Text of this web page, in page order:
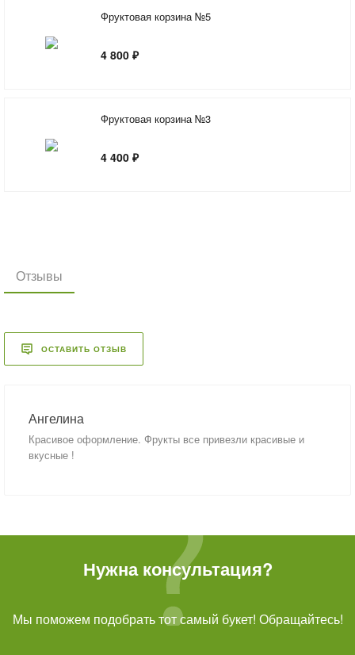
Фруктовая корзина №5
4 800 ₽
Фруктовая корзина №3
4 400 ₽
Отзывы
ОСТАВИТЬ ОТЗЫВ
Ангелина
Красивое оформление. Фрукты все привезли красивые и
вкусные !
Нужна консультация?
Мы поможем подобрать тот самый букет! Обращайтесь!